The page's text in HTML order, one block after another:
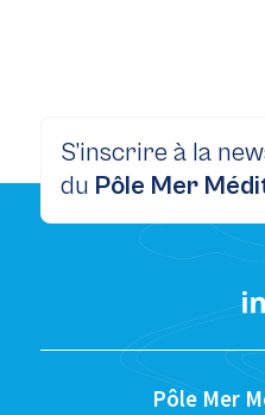
S’inscrire à la
du Pôle Mer
Pôle Mer